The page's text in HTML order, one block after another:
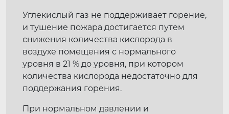
Углекислый газ не поддерживает горение,
и тушение пожара достигается путем
снижения количества кислорода в
воздухе помещения с нормального
уровня в 21 % до уровня, при котором
количества кислорода недостаточно для
поддержания горения.
При нормальном давлении и